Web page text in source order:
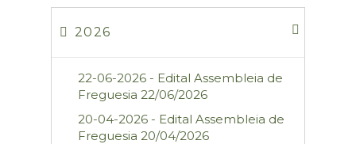
2026
22-06-2026 - Edital Assembleia de
Freguesia 22/06/2026
20-04-2026 - Edital Assembleia de
Freguesia 20/04/2026